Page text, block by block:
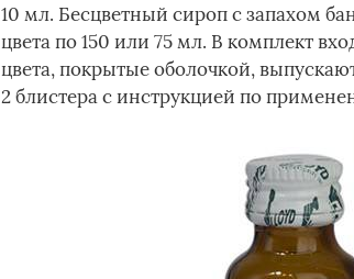
10 мл. Бесцветный сироп с запахом
цвета по 150 или 75 мл. В комплект
цвета, покрытые оболочкой,
2 блистера с инструкцией по